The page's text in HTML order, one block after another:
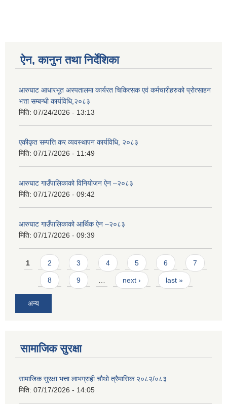
ऐन, कानुन तथा निर्देशिका
आरुघाट आधारभूत अस्पतालमा कार्यरत चिकित्सक एवं कर्मचारीहरुको प्रोत्साहन
भत्ता सम्बन्धी कार्यविधि,२०८३
मिति: 07/24/2026 - 13:13
एकीकृत सम्पत्ति कर व्यवस्थापन कार्यविधि, २०८३
मिति: 07/17/2026 - 11:49
आरुघाट गाउँपालिकाको विनियोजन ऐन –२०८३
मिति: 07/17/2026 - 09:42
आरुघाट गाउँपालिकाको आर्थिक ऐन –२०८३
मिति: 07/17/2026 - 09:39
Pages
1 2 3 4 5 6 7
8 9 next › last »
अन्य
सामाजिक सुरक्षा
सामाजिक सुरक्षा भत्ता लाभग्राही चौथो त्रैमासिक २०८२/०८३
मिति: 07/17/2026 - 14:05